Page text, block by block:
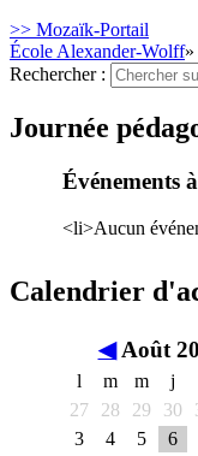
>> Mozaïk-Portail
École Alexander-Wolff»
Rechercher :
Journée
Événements
<li>Aucun
Calendrier
◀ Août
l m m j
27
28 29 30
3
4 5 6